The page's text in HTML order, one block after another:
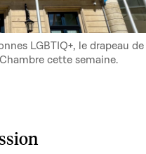
LGBTIQ+, le drapeau de
cette semaine.